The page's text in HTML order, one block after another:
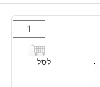
כמות
של
ערכת
לסל